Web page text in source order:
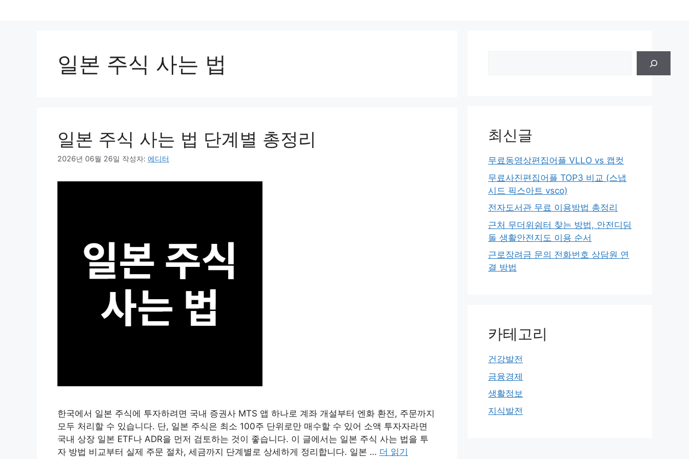
일본 주식 사는 법
일본 주식 사는 법 단계별 총정리
2026년 06월 26일 작성자: 에디터
한국에서 일본 주식에 투자하려면 국내 증권사 MTS 앱 하나로 계좌 개설부터 엔화 환전, 주문까지
모두 처리할 수 있습니다. 단, 일본 주식은 최소 100주 단위로만 매수할 수 있어 소액 투자자라면
국내 상장 일본 ETF나 ADR을 먼저 검토하는 것이 좋습니다. 이 글에서는 일본 주식 사는 법을 투
자 방법 비교부터 실제 주문 절차, 세금까지 단계별로 상세하게 정리합니다. 일본 … 더 읽기
최신글
무료동영상편집어플 VLLO vs 캡컷
무료사진편집어플 TOP3 비교 (스냅
시드 픽스아트 vsco)
전자도서관 무료 이용방법 총정리
근처 무더위쉼터 찾는 방법, 안전디딤
돌 생활안전지도 이용 순서
근로장려금 문의 전화번호 상담원 연
결 방법
카테고리
건강발전
금융경제
생활정보
지식발전